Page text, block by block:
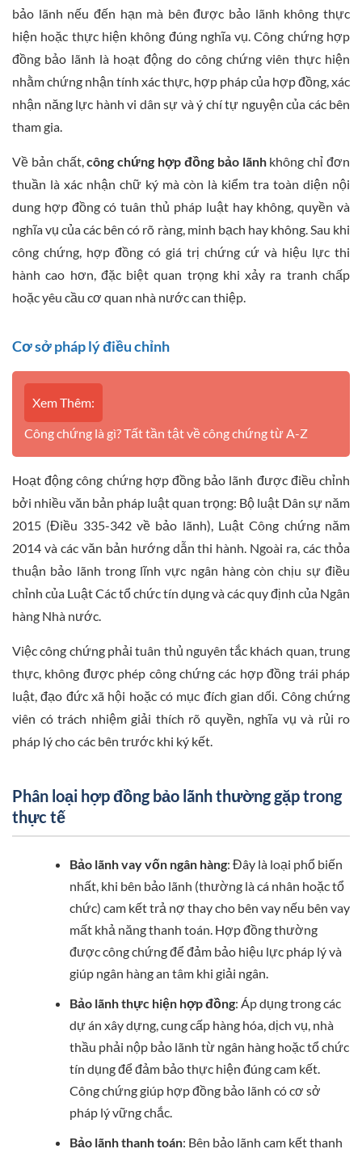
bảo lãnh nếu đến hạn mà bên được bảo lãnh không thực
hiện hoặc thực hiện không đúng nghĩa vụ. Công chứng hợp
đồng bảo lãnh là hoạt động do công chứng viên thực hiện
nhằm chứng nhận tính xác thực, hợp pháp của hợp đồng, xác
nhận năng lực hành vi dân sự và ý chí tự nguyện của các bên
tham gia.
Về bản chất,công chứng hợp đồng bảo lãnhkhông chỉ đơn
thuần là xác nhận chữ ký mà còn là kiểm tra toàn diện nội
dung hợp đồng có tuân thủ pháp luật hay không, quyền và
nghĩa vụ của các bên có rõ ràng, minh bạch hay không. Sau khi
công chứng, hợp đồng có giá trị chứng cứ và hiệu lực thi
hành cao hơn, đặc biệt quan trọng khi xảy ra tranh chấp
hoặc yêu cầu cơ quan nhà nước can thiệp.
Cơ sở pháp lý điều chỉnh
Xem Thêm:
Công chứng là gì? Tất tần tật về công chứng từ A-Z
Hoạt động công chứng hợp đồng bảo lãnh được điều chỉnh
bởi nhiều văn bản pháp luật quan trọng: Bộ luật Dân sự năm
2015 (Điều 335-342 về bảo lãnh), Luật Công chứng năm
2014 và các văn bản hướng dẫn thi hành. Ngoài ra, các thỏa
thuận bảo lãnh trong lĩnh vực ngân hàng còn chịu sự điều
chỉnh của Luật Các tổ chức tín dụng và các quy định của Ngân
hàng Nhà nước.
Việc công chứng phải tuân thủ nguyên tắc khách quan, trung
thực, không được phép công chứng các hợp đồng trái pháp
luật, đạo đức xã hội hoặc có mục đích gian dối. Công chứng
viên có trách nhiệm giải thích rõ quyền, nghĩa vụ và rủi ro
pháp lý cho các bên trước khi ký kết.
Phân loại hợp đồng bảo lãnh thường gặp trong
thực tế
Bảo lãnh vay vốn ngân hàng: Đây là loại phổ biến
nhất, khi bên bảo lãnh (thường là cá nhân hoặc tổ
chức) cam kết trả nợ thay cho bên vay nếu bên vay
mất khả năng thanh toán. Hợp đồng thường
được công chứng để đảm bảo hiệu lực pháp lý và
giúp ngân hàng an tâm khi giải ngân.
Bảo lãnh thực hiện hợp đồng: Áp dụng trong các
dự án xây dựng, cung cấp hàng hóa, dịch vụ, nhà
thầu phải nộp bảo lãnh từ ngân hàng hoặc tổ chức
tín dụng để đảm bảo thực hiện đúng cam kết.
Công chứng giúp hợp đồng bảo lãnh có cơ sở
pháp lý vững chắc.
Bảo lãnh thanh toán: Bên bảo lãnh cam kết thanh